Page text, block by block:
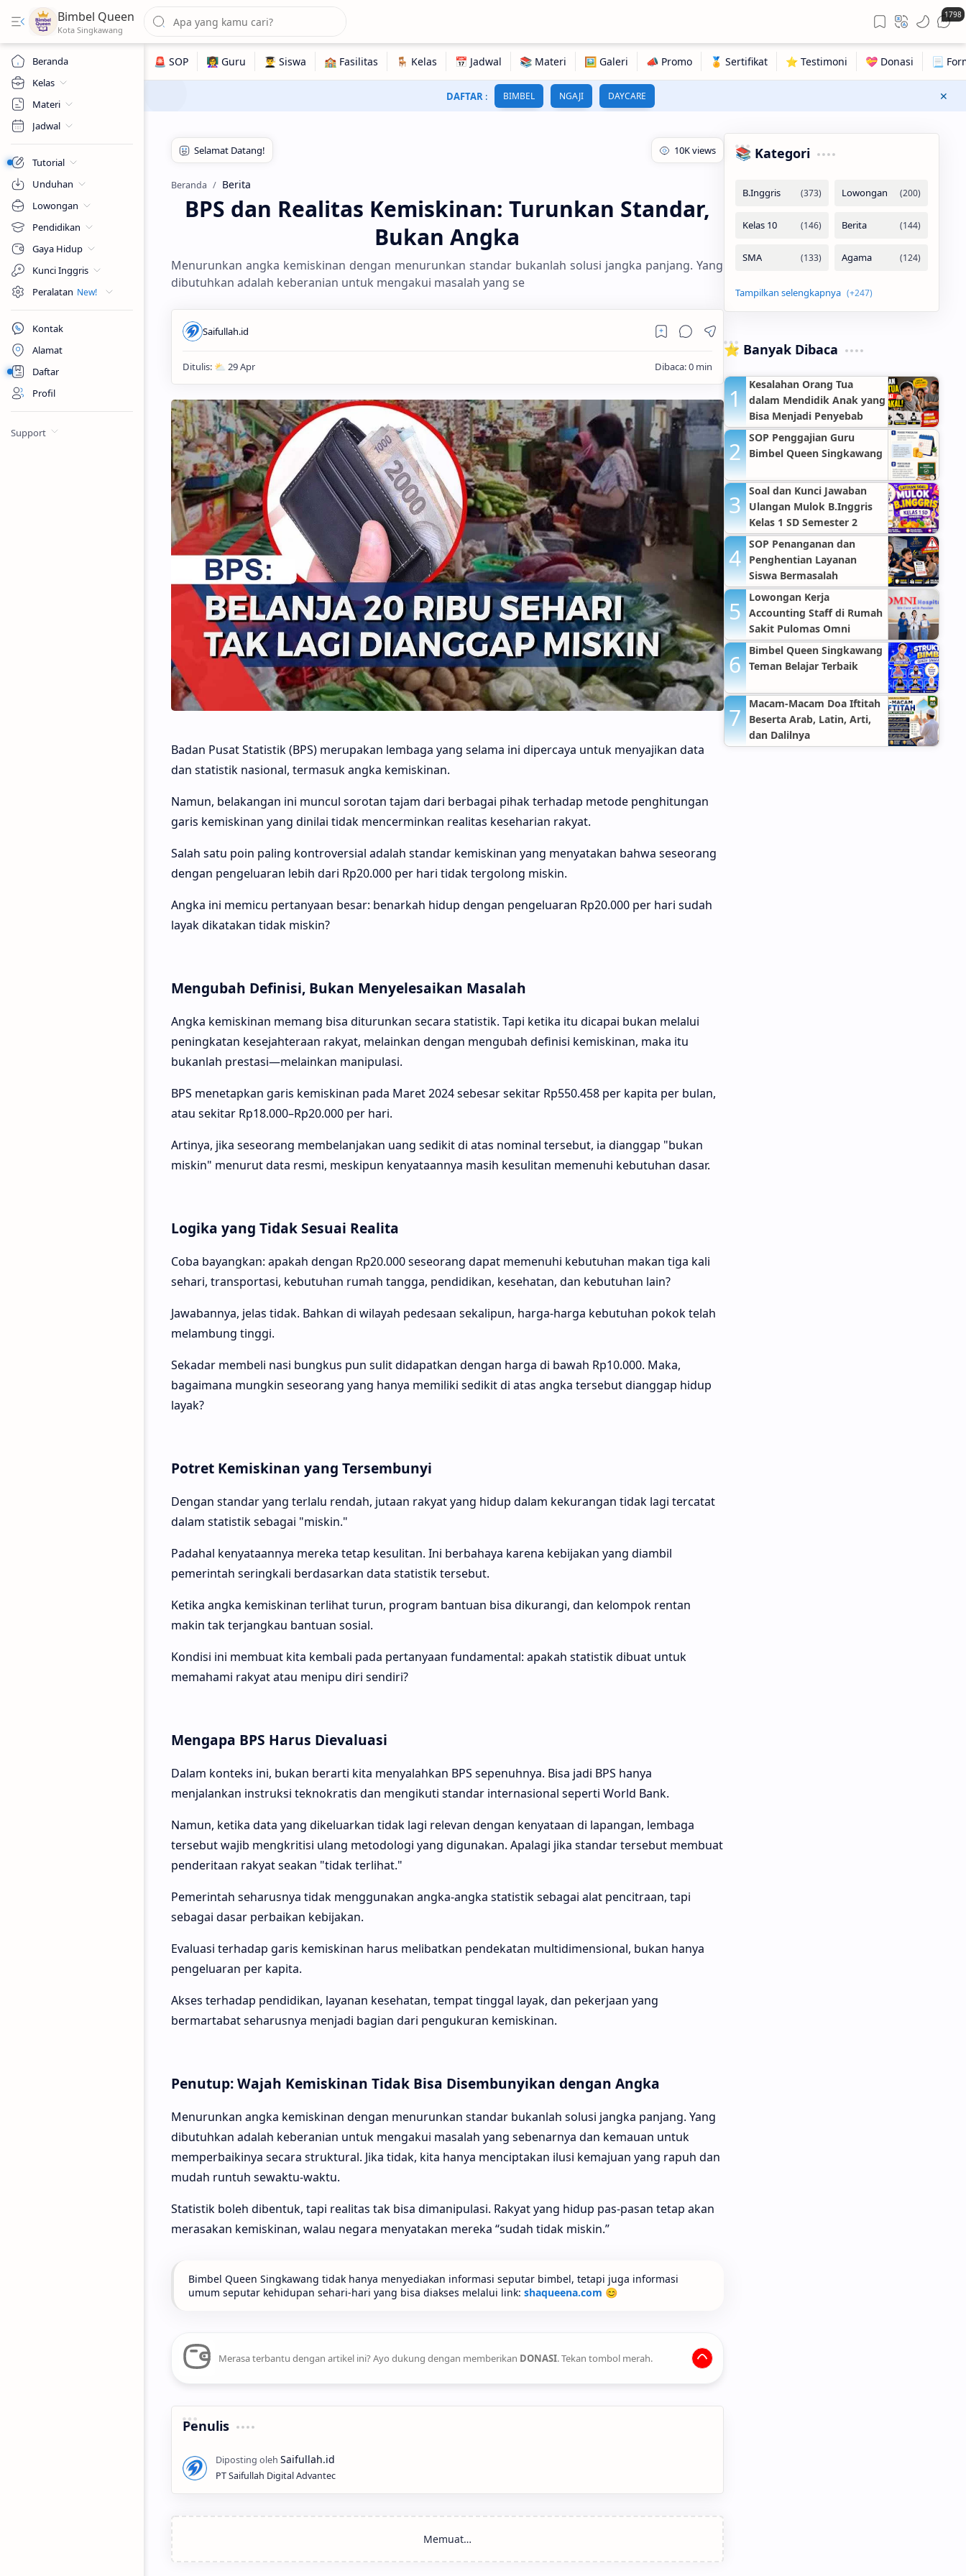
Bimbel Queen 1798
Beranda
Kelas
Materi
Jadwal
Tutorial
Unduhan
Lowongan
Pendidikan
Gaya Hidup
Kunci Inggris
Peralatan
Kontak
Alamat
Daftar
Profil
Support
DAFTAR : BIMBEL NGAJI DAYCARE
Beranda Berita
BPS dan Realitas Kemiskinan: Turunkan Standar,
Bukan Angka
Menurunkan angka kemiskinan dengan menurunkan standar bukanlah solusi jangka panjang. Yang
dibutuhkan adalah keberanian untuk mengakui masalah yang se
Badan Pusat Statistik (BPS) merupakan lembaga yang selama ini dipercaya untuk menyajikan data
dan statistik nasional, termasuk angka kemiskinan.
Namun, belakangan ini muncul sorotan tajam dari berbagai pihak terhadap metode penghitungan
garis kemiskinan yang dinilai tidak mencerminkan realitas keseharian rakyat.
Salah satu poin paling kontroversial adalah standar kemiskinan yang menyatakan bahwa seseorang
dengan pengeluaran lebih dari Rp20.000 per hari tidak tergolong miskin.
Angka ini memicu pertanyaan besar: benarkah hidup dengan pengeluaran Rp20.000 per hari sudah
layak dikatakan tidak miskin?
Mengubah Definisi, Bukan Menyelesaikan Masalah
Angka kemiskinan memang bisa diturunkan secara statistik. Tapi ketika itu dicapai bukan melalui
peningkatan kesejahteraan rakyat, melainkan dengan mengubah definisi kemiskinan, maka itu
bukanlah prestasi—melainkan manipulasi.
BPS menetapkan garis kemiskinan pada Maret 2024 sebesar sekitar Rp550.458 per kapita per bulan,
atau sekitar Rp18.000–Rp20.000 per hari.
Artinya, jika seseorang membelanjakan uang sedikit di atas nominal tersebut, ia dianggap "bukan
miskin" menurut data resmi, meskipun kenyataannya masih kesulitan memenuhi kebutuhan dasar.
Logika yang Tidak Sesuai Realita
Coba bayangkan: apakah dengan Rp20.000 seseorang dapat memenuhi kebutuhan makan tiga kali
sehari, transportasi, kebutuhan rumah tangga, pendidikan, kesehatan, dan kebutuhan lain?
Jawabannya, jelas tidak. Bahkan di wilayah pedesaan sekalipun, harga-harga kebutuhan pokok telah
melambung tinggi.
Sekadar membeli nasi bungkus pun sulit didapatkan dengan harga di bawah Rp10.000. Maka,
bagaimana mungkin seseorang yang hanya memiliki sedikit di atas angka tersebut dianggap hidup
layak?
Potret Kemiskinan yang Tersembunyi
Dengan standar yang terlalu rendah, jutaan rakyat yang hidup dalam kekurangan tidak lagi tercatat
dalam statistik sebagai "miskin."
Padahal kenyataannya mereka tetap kesulitan. Ini berbahaya karena kebijakan yang diambil
pemerintah seringkali berdasarkan data statistik tersebut.
Ketika angka kemiskinan terlihat turun, program bantuan bisa dikurangi, dan kelompok rentan
makin tak terjangkau bantuan sosial.
Kondisi ini membuat kita kembali pada pertanyaan fundamental: apakah statistik dibuat untuk
memahami rakyat atau menipu diri sendiri?
Mengapa BPS Harus Dievaluasi
Dalam konteks ini, bukan berarti kita menyalahkan BPS sepenuhnya. Bisa jadi BPS hanya
menjalankan instruksi teknokratis dan mengikuti standar internasional seperti World Bank.
Namun, ketika data yang dikeluarkan tidak lagi relevan dengan kenyataan di lapangan, lembaga
tersebut wajib mengkritisi ulang metodologi yang digunakan. Apalagi jika standar tersebut membuat
penderitaan rakyat seakan "tidak terlihat."
Pemerintah seharusnya tidak menggunakan angka-angka statistik sebagai alat pencitraan, tapi
sebagai dasar perbaikan kebijakan.
Evaluasi terhadap garis kemiskinan harus melibatkan pendekatan multidimensional, bukan hanya
pengeluaran per kapita.
Akses terhadap pendidikan, layanan kesehatan, tempat tinggal layak, dan pekerjaan yang
bermartabat seharusnya menjadi bagian dari pengukuran kemiskinan.
Penutup: Wajah Kemiskinan Tidak Bisa Disembunyikan dengan Angka
Menurunkan angka kemiskinan dengan menurunkan standar bukanlah solusi jangka panjang. Yang
dibutuhkan adalah keberanian untuk mengakui masalah yang sebenarnya dan kemauan untuk
memperbaikinya secara struktural. Jika tidak, kita hanya menciptakan ilusi kemajuan yang rapuh dan
mudah runtuh sewaktu-waktu.
Statistik boleh dibentuk, tapi realitas tak bisa dimanipulasi. Rakyat yang hidup pas-pasan tetap akan
merasakan kemiskinan, walau negara menyatakan mereka “sudah tidak miskin.”
Bimbel Queen Singkawang tidak hanya menyediakan informasi seputar bimbel, tetapi juga informasi
umum seputar kehidupan sehari-hari yang bisa diakses melalui link: shaqueena.com 😊
Merasa terbantu dengan artikel ini? Ayo dukung dengan memberikan DONASI. Tekan tombol merah.
Penulis
PT Saifullah Digital Advantec
📚 Kategori
⭐ Banyak Dibaca
Kesalahan Orang Tua
dalam Mendidik Anak yang
Bisa Menjadi Penyebab
Anak Nakal
SOP Penggajian Guru
Bimbel Queen Singkawang
Soal dan Kunci Jawaban
Ulangan Mulok B.Inggris
Kelas 1 SD Semester 2
SOP Penanganan dan
Penghentian Layanan
Siswa Bermasalah
Lowongan Kerja
Accounting Staff di Rumah
Sakit Pulomas Omni
Hospitals Jakarta Timur
Bimbel Queen Singkawang
Teman Belajar Terbaik
Macam-Macam Doa Iftitah
Beserta Arab, Latin, Arti,
dan Dalilnya